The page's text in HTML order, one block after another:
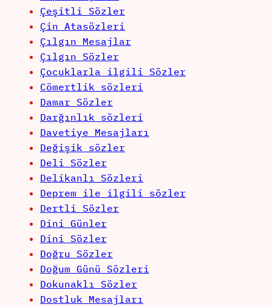
Çeşitli Sözler
Çin Atasözleri
Çılgın Mesajlar
Çılgın Sözler
Çocuklarla ilgili Sözler
Cömertlik sözleri
Damar Sözler
Darğınlık sözleri
Davetiye Mesajları
Değişik sözler
Deli Sözler
Delikanlı Sözleri
Deprem ile ilgili sözler
Dertli Sözler
Dini Günler
Dini Sözler
Doğru Sözler
Doğum Günü Sözleri
Dokunaklı Sözler
Dostluk Mesajları